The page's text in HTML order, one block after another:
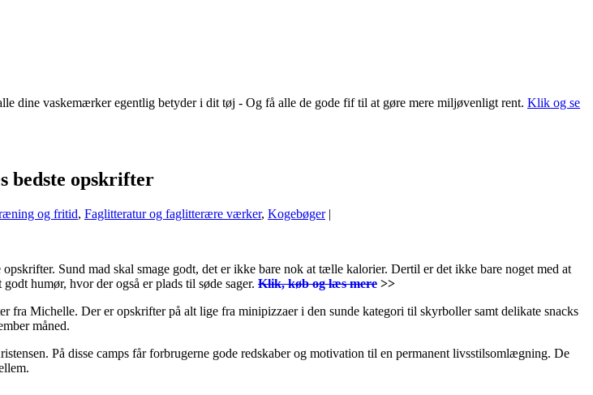
dine vaskemærker egentlig betyder i dit tøj - Og få alle de gode fif til at gøre mere miljøvenligt rent. Klik og se
bedste opskrifter
og fritid, Faglitteratur og faglitterære værker, Kogebøger|
Sund mad skal smage godt, det er ikke bare nok at tælle kalorier. Dertil er det ikke bare noget med at
humør, hvor der også er plads til søde sager. Klik, køb og læs mere >>
fra Michelle. Der er opskrifter på alt lige fra minipizzaer i den sunde kategori til skyrboller samt delikate snacks
måned.
På disse camps får forbrugerne gode redskaber og motivation til en permanent livsstilsomlægning. De